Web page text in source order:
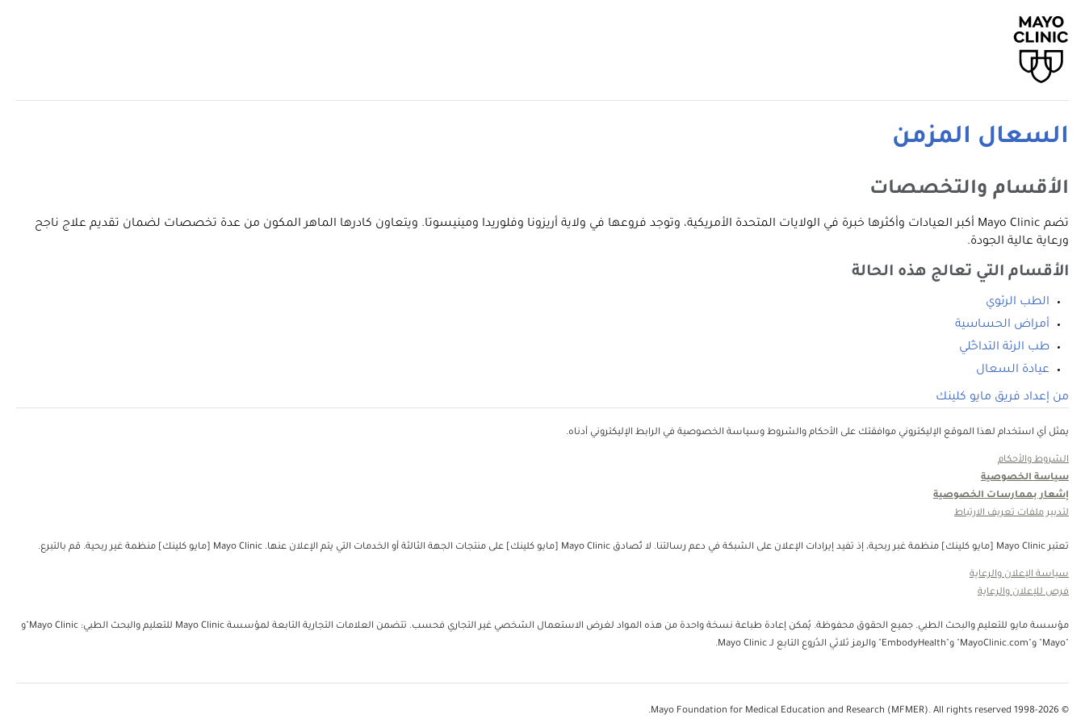
السعال المزمن
الأقسام والتخصصات
تضم Mayo Clinic أكبر العيادات وأكثرها خبرة في الولايات المتحدة الأمريكية، وتوجد فروعها في ولاية أريزونا وفلوريدا ومينيسوتا. ويتعاون كادرها الماهر المكون من عدة تخصصات لضمان تقديم علاج ناجح
ورعاية عالية الجودة.
الأقسام التي تعالج هذه الحالة
الطب الرئوي
أمراض الحساسية
طب الرئة التداخُلي
عيادة السعال
من إعداد فريق مايو كلينك
يمثل أي استخدام لهذا الموقع الإليكتروني موافقتك على الأحكام والشروط وسياسة الخصوصية في الرابط الإليكتروني أدناه.
الشروط والأحكام
سياسة الخصوصية
إشعار بممارسات الخصوصية
لتدبير ملفات تعريف الارتباط
تعتبر Mayo Clinic [مايو كلينك] منظمة غبر ربحية، إذ تفيد إيرادات الإعلان على الشبكة في دعم رسالتنا. لا تُصادق Mayo Clinic [مايو كلينك] على منتجات الجهة الثالثة أو الخدمات التي يتم الإعلان عنها. Mayo Clinic [مايو كلينك] منظمة غير ربحية. قم بالتبرع.
سياسة الإعلان والرعاية
فرص للإعلان والرعاية
مؤسسة مايو للتعليم والبحث الطبي. جميع الحقوق محفوظة. يُمكن إعادة طباعة نسخة واحدة من هذه المواد لغرض الاستعمال الشخصي غير التجاري فحسب. تتضمن العلامات التجارية التابعة لمؤسسة Mayo Clinic للتعليم والبحث الطبي: Mayo Clinic"و
"Mayo" و"MayoClinic.com" و"EmbodyHealth" والرمز ثلاثي الدُروع التابع لـ Mayo Clinic.
© 1998-2026 Mayo Foundation for Medical Education and Research (MFMER). All rights reserved.